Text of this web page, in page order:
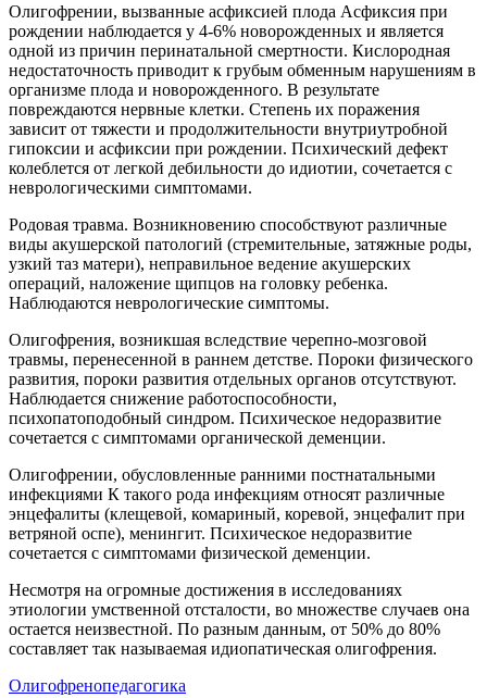
Олигофрении, вызванные асфиксией плода Асфиксия при
рождении наблюдается у 4-6% новорожденных и является
одной из причин перинатальной смертности. Кислородная
недостаточность приводит к грубым обменным нарушениям в
организме плода и новорожденного. В результате
повреждаются нервные клетки. Степень их поражения
зависит от тяжести и продолжительности внутриутробной
гипоксии и асфиксии при рождении. Психический дефект
колеблется от легкой дебильности до идиотии, сочетается с
неврологическими симптомами.
Родовая травма. Возникновению способствуют различные
виды акушерской патологий (стремительные, затяжные роды,
узкий таз матери), неправильное ведение акушерских
операций, наложение щипцов на головку ребенка.
Наблюдаются неврологические симптомы.
Олигофрения, возникшая вследствие черепно-мозговой
травмы, перенесенной в раннем детстве. Пороки физического
развития, пороки развития отдельных органов отсутствуют.
Наблюдается снижение работоспособности,
психопатоподобный синдром. Психическое недоразвитие
сочетается с симптомами органической деменции.
Олигофрении, обусловленные ранними постнатальными
инфекциями К такого рода инфекциям относят различные
энцефалиты (клещевой, комариный, коревой, энцефалит при
ветряной оспе), менингит. Психическое недоразвитие
сочетается с симптомами физической деменции.
Несмотря на огромные достижения в исследованиях
этиологии умственной отсталости, во множестве случаев она
остается неизвестной. По разным данным, от 50% до 80%
составляет так называемая идиопатическая олигофрения.
Олигофренопедагогика